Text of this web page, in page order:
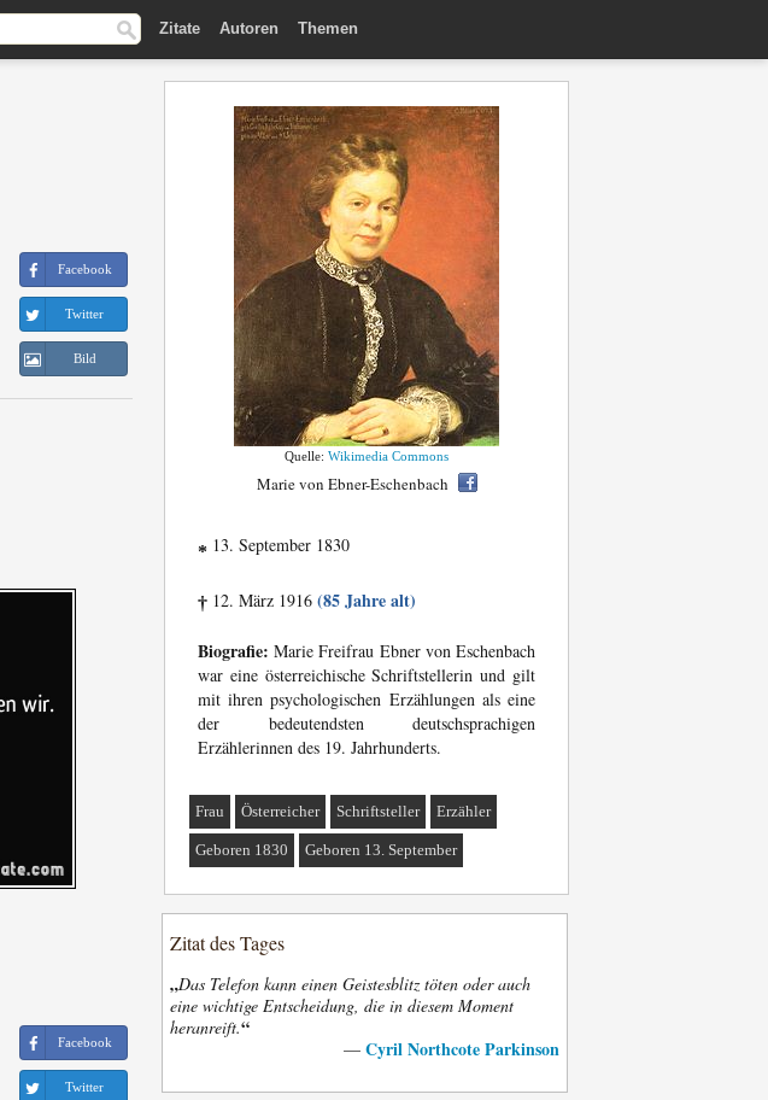
Zitate Autoren Themen
Facebook
Twitter
Bild
Facebook
Twitter
Quelle: Wikimedia Commons
Marie von Ebner-Eschenbach
* 13. September 1830
† 12. März 1916 (85 Jahre alt)
Biografie: Marie Freifrau Ebner von Eschenbach
war eine österreichische Schriftstellerin und gilt
mit ihren psychologischen Erzählungen als eine
der bedeutendsten deutschsprachigen
Erzählerinnen des 19. Jahrhunderts.
Frau Österreicher Schriftsteller Erzähler
Geboren 1830 Geboren 13. September
Zitat des Tages
„Das Telefon kann einen Geistesblitz töten oder auch
eine wichtige Entscheidung, die in diesem Moment
heranreift.“
— Cyril Northcote Parkinson